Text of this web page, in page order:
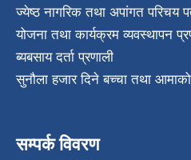
ज्येष्ठ नागरिक तथा अपांगत परिचय
योजना तथा कार्यक्रम व्यवस्थापन
ब्यबसाय दर्ता प्रणाली
सुनौला हजार दिने बच्चा तथा
सम्पर्क विवरण